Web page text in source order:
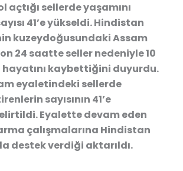
açtığı sellerde yaşamını
41’e yükseldi. Hindistan
kuzeydoğusundaki Assam
24 saatte seller nedeniyle 10
kaybettiğini duyurdu.
eyaletindeki sellerde
sayısının 41’e
Eyalette devam eden
çalışmalarına Hindistan
destek verdiği aktarıldı.